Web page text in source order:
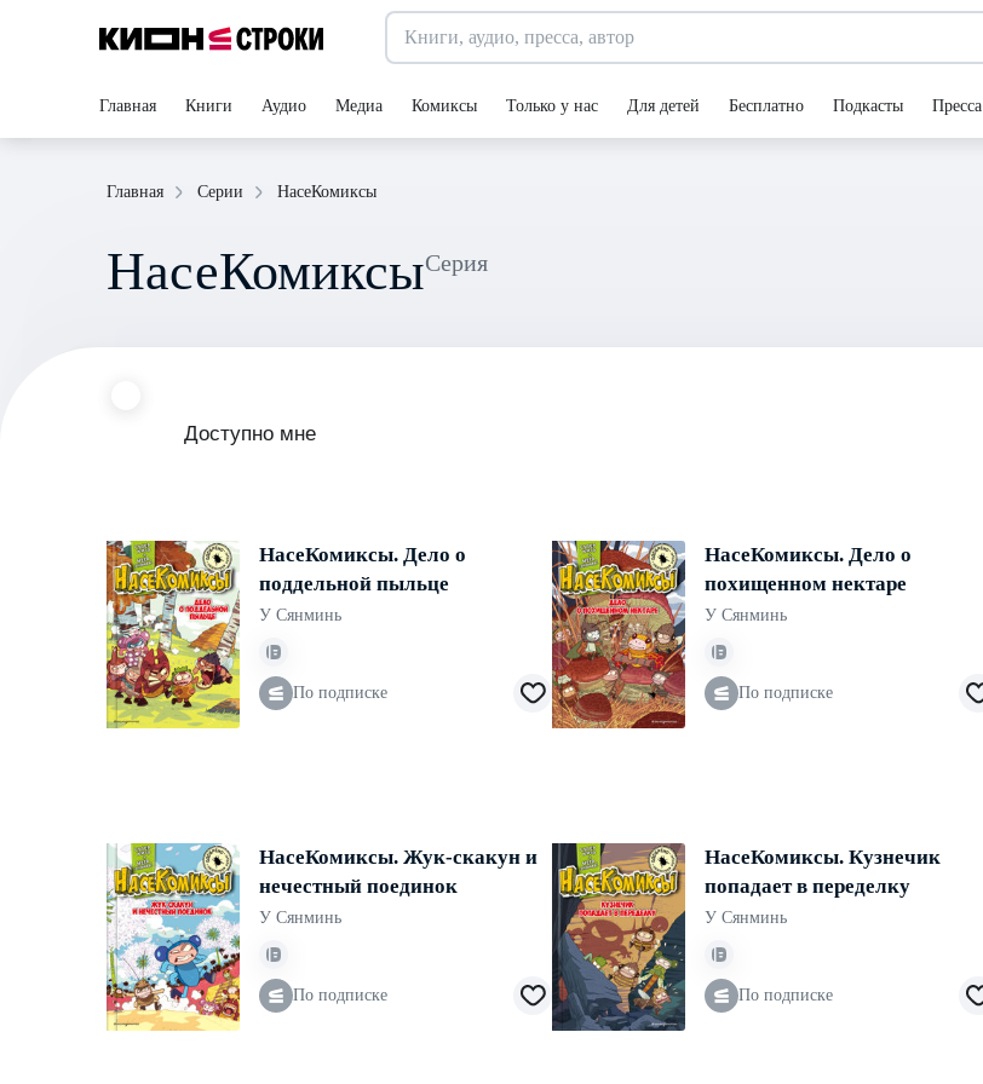
Главная Книги Аудио Медиа Комиксы Только у нас Для детей Бесплатно Подкасты Пресса
Главная Серии НасеКомиксы
НасеКомиксы Серия
Доступно мне
НасеКомиксы. Дело о
поддельной пыльце
У Сянминь
По подписке
НасеКомиксы. Дело о
похищенном нектаре
У Сянминь
По подписке
НасеКомиксы. Жук-скакун и
нечестный поединок
У Сянминь
По подписке
НасеКомиксы. Кузнечик
попадает в переделку
У Сянминь
По подписке